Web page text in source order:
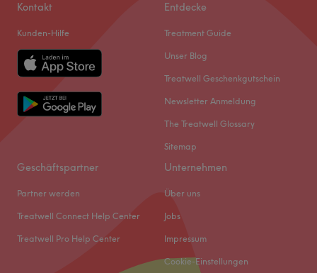
Kontakt
Kunden-Hilfe
Entdecke
Treatment Guide
Unser Blog
Treatwell Geschenkgutschein
Newsletter Anmeldung
The Treatwell Glossary
Sitemap
Geschäftspartner
Partner werden
Treatwell Connect Help Center
Treatwell Pro Help Center
Unternehmen
Über uns
Jobs
Impressum
Cookie-Einstellungen